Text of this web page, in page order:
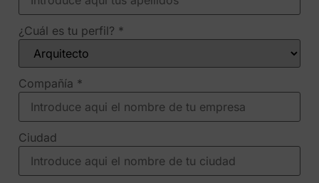
¿Cuál es tu perfil? *
Compañía *
Ciudad